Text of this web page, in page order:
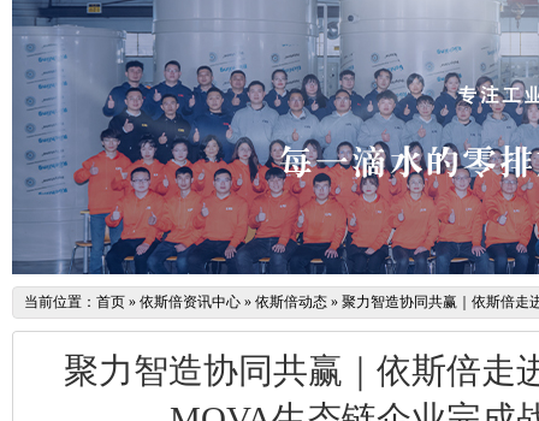
方法 |废水处理工程案例
当前位置： 首页 » 依斯倍资讯中心 » 依斯倍动态 » 聚力智造协同共赢｜依斯倍走
聚力智造协同共赢｜依斯倍走